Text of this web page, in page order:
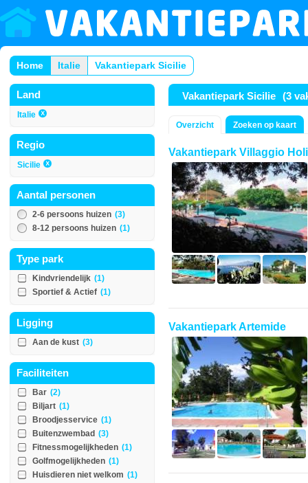
Home Italie Vakantiepark Sicilie
Land
Italie
Regio
Sicilie
Aantal personen
2-6 persoons huizen (3)
8-12 persoons huizen (1)
Type park
Kindvriendelijk (1)
Sportief & Actief (1)
Ligging
Aan de kust (3)
Faciliteiten
Bar (2)
Biljart (1)
Broodjesservice (1)
Buitenzwembad (3)
Fitnessmogelijkheden (1)
Golfmogelijkheden (1)
Huisdieren niet welkom (1)
Vakantiepark Sicilie (3
Overzicht Zoeken op kaart
Vakantiepark Villaggio
Vakantiepark Artemide